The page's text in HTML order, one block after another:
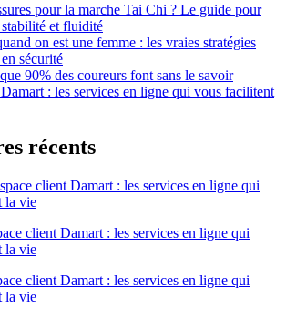
pour la marche Tai Chi ? Le guide pour
et fluidité
on est une femme : les vraies stratégies
sécurité
90% des coureurs font sans le savoir
: les services en ligne qui vous facilitent
récents
client Damart : les services en ligne qui
la vie
client Damart : les services en ligne qui
la vie
client Damart : les services en ligne qui
la vie